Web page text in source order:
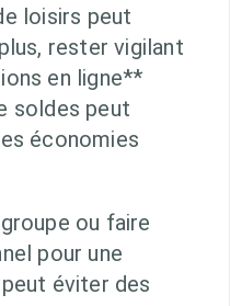
loisirs peut
rester vigilant
en ligne**
soldes peut
économies
ou faire
pour une
éviter des